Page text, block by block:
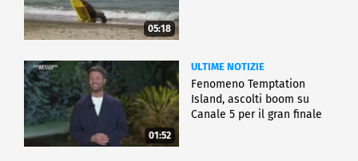
05:18
01:52
ULTIME NOTIZIE
Fenomeno Temptation
Island, ascolti boom su
Canale 5 per il gran finale